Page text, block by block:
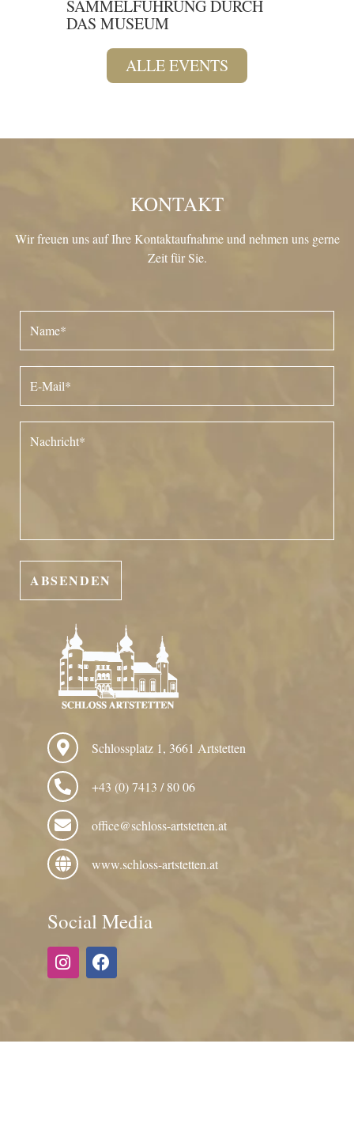
SAMMELFÜHRUNG DURCH
DAS MUSEUM
ALLE EVENTS
KONTAKT
Wir freuen uns auf Ihre Kontaktaufnahme und nehmen uns gerne
Zeit für Sie.
Schlossplatz 1, 3661 Artstetten
+43 (0) 7413 / 80 06
office@schloss-artstetten.at
www.schloss-artstetten.at
Social Media